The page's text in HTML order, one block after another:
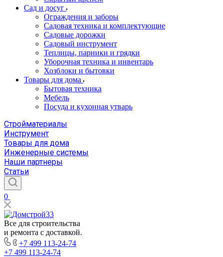
Сад и досуг
Ограждения и заборы
Садовая техника и комплектующие
Садовые дорожки
Садовый инструмент
Теплицы, парники и грядки
Уборочная техника и инвентарь
Хозблоки и бытовки
Товары для дома
Бытовая техника
Мебель
Посуда и кухонная утварь
Стройматериалы
Инструмент
Товары для дома
Инженерные системы
Наши партнеры
Статьи
0
Все для строительства
и ремонта с доставкой.
+7 499 113-24-74
+7 499 113-24-74